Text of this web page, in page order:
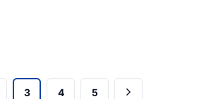
3 4 5